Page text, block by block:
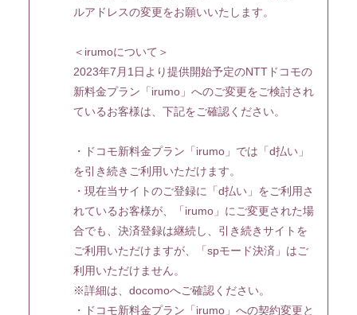
ルアドレスの変更をお願いいたします。
＜irumoについて＞
2023年7月1日より提供開始予定のNTTドコモの
新料金プラン「irumo」へのご変更をご検討され
ているお客様は、下記をご確認ください。
・ドコモ新料金プラン「irumo」では「d払い」
を引き続きご利用いただけます。
・現在当サイトのご登録に「d払い」をご利用さ
れているお客様が、「irumo」にご変更された場
合でも、決済登録は継続し、引き続きサイトを
ご利用いただけますが、「spモード決済」はご
利用いただけません。
※詳細は、docomoへご確認ください。
・ドコモ新料金プラン「irumo」への契約変更と